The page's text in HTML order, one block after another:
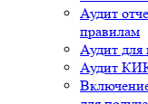
Аудит
правилам
Аудит для
Аудит